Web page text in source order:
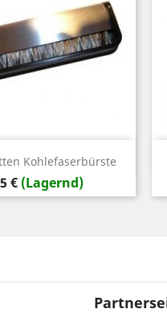
Kohlefaserbürste
€ (Lagernd)
Vorschau